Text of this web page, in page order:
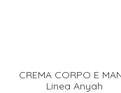
CREMA CORPO E
Linea Anyah